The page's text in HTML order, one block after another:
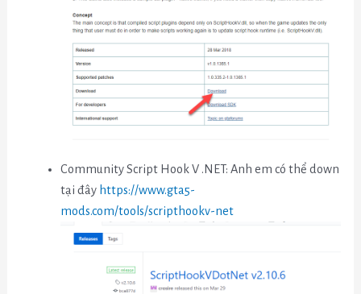
Community Script Hook V .NET: Anh em có thể down
tại đây https://www.gta5-
mods.com/tools/scripthookv-net